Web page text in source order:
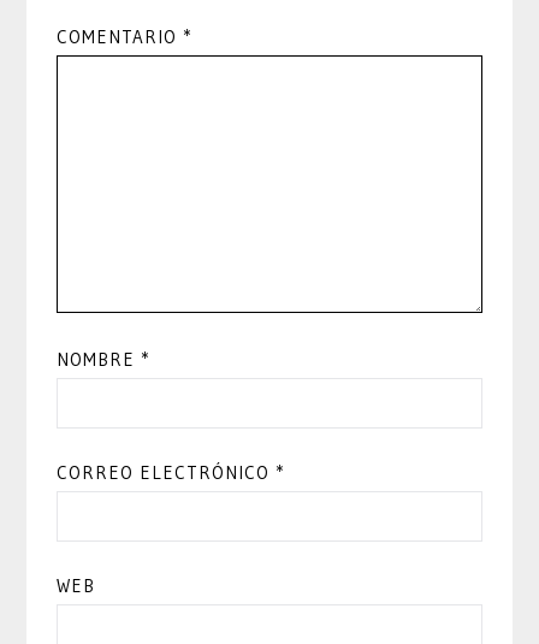
COMENTARIO *
NOMBRE *
CORREO ELECTRÓNICO *
WEB